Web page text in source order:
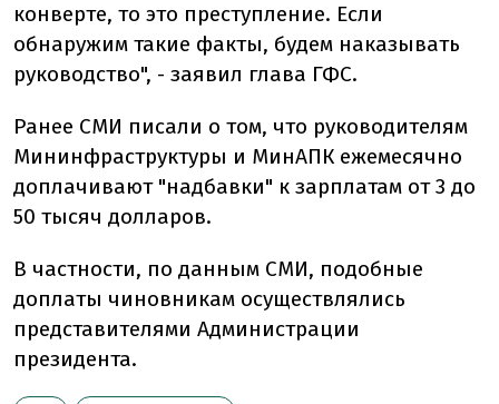
конверте, то это преступление. Если
обнаружим такие факты, будем наказывать
руководство", - заявил глава ГФС.
Ранее СМИ писали о том, что руководителям
Мининфраструктуры и МинАПК ежемесячно
доплачивают "надбавки" к зарплатам от 3 до
50 тысяч долларов.
В частности, по данным СМИ, подобные
доплаты чиновникам осуществлялись
представителями Администрации
президента.